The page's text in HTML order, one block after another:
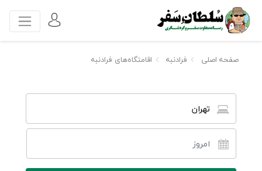
صفحه اصلی فرادنبه اقامتگاه‌های فرادنبه
تهران